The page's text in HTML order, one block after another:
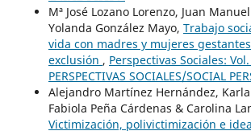
Mª José Lozano Lorenzo, Juan
Yolanda González Mayo, Trabajo
vida con madres y mujeres
exclusión , Perspectivas Sociales:
PERSPECTIVAS SOCIALES/SOCIAL
Alejandro Martínez Hernández,
Fabiola Peña Cárdenas & Carolina
Victimización, polivictimización e